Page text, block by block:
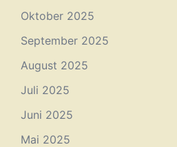
Oktober 2025
September 2025
August 2025
Juli 2025
Juni 2025
Mai 2025